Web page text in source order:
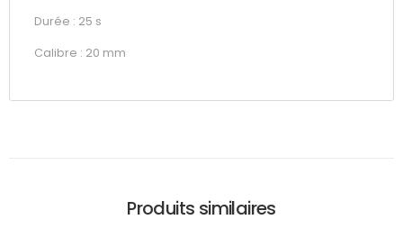
Durée : 25 s
Calibre : 20 mm
Produits similaires